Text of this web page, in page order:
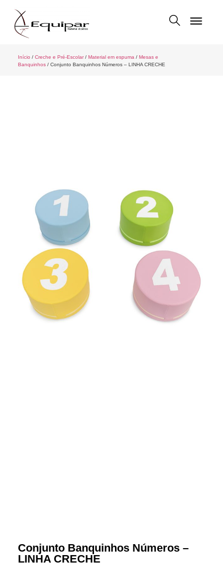
Início / Creche e Pré-Escolar/ Material em espuma / Mesas e
Banquinhos/ Conjunto Banquinhos Números – LINHA CRECHE
Conjunto Banquinhos Números –
LINHA CRECHE